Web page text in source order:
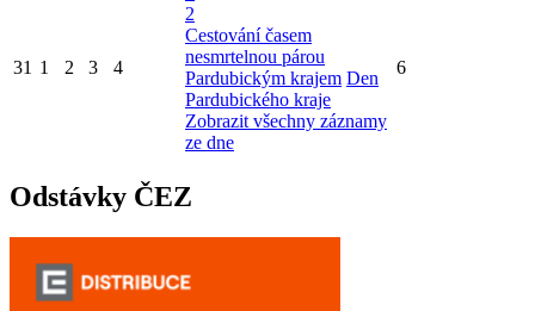
31 1 2 3 4
2
Cestování časem
nesmrtelnou párou
Pardubickým krajem Den
Pardubického kraje
Zobrazit všechny záznamy
ze dne
6
Odstávky ČEZ